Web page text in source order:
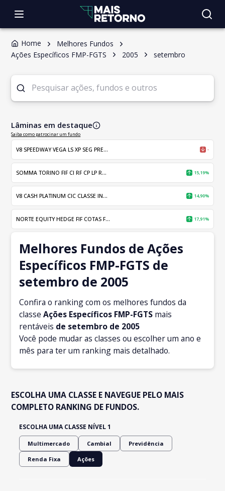
Home
Melhores Fundos
Ações Específicos FMP-FGTS
2005 setembro
Lâminas em destaque
Saiba como patrocinar um fundo
V8 SPEEDWAY VEGA LS XP SEG PRE... -
SOMMA TORINO FIF CI RF CP LP R... 15,19%
V8 CASH PLATINUM CIC CLASSE IN... 14,90%
NORTE EQUITY HEDGE FIF COTAS F... 17,91%
Melhores Fundos de Ações
Específicos FMP-FGTS de
setembro de 2005
Confira o ranking com os melhores fundos da
classeAções Específicos FMP-FGTS mais
rentáveis de setembro de 2005
Você pode mudar as classes ou escolher um ano e
mês para ter um ranking mais detalhado.
ESCOLHA UMA CLASSE E NAVEGUE PELO MAIS
COMPLETO RANKING DE FUNDOS.
ESCOLHA UMA CLASSE NÍVEL 1
Multimercado Cambial Previdência
Renda Fixa Ações